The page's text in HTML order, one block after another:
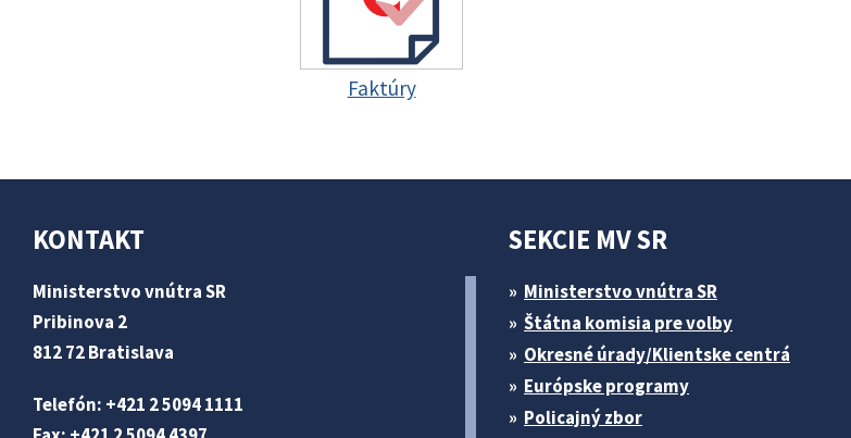
Faktúry
KONTAKT
Ministerstvo vnútra SR
Pribinova 2
812 72 Bratislava
Telefón: +421 2 5094 1111
SEKCIE MV SR
Ministerstvo vnútra SR
Štátna komisia pre volby
Okresné úrady/Klientske centrá
Európske programy
Policajný zbor